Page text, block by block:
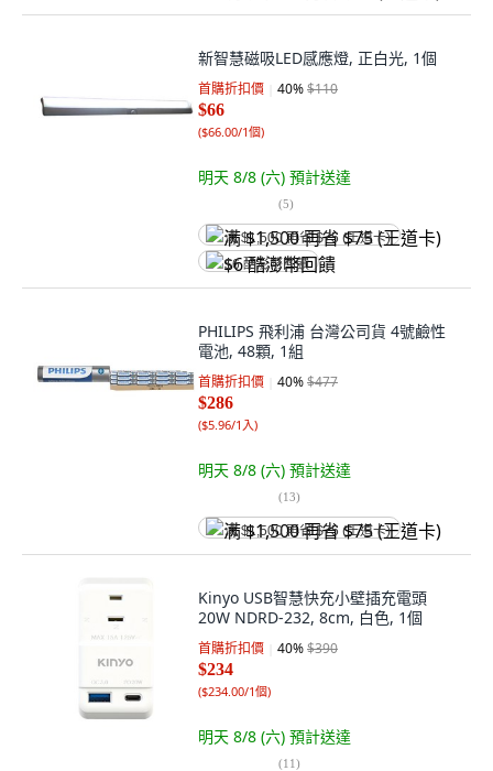
新智慧磁吸LED感應燈, 正白光, 1個
首購折扣價 40%$110
$66
($66.00/1個)
明天 8/8 (六) 預計送達
(5)
满 $1,500 再省 $75 (王道卡)
$6 酷澎幣回饋
PHILIPS 飛利浦 台灣公司貨 4號鹼性
電池, 48顆, 1組
首購折扣價 40%$477
$286
($5.96/1入)
明天 8/8 (六) 預計送達
(13)
满 $1,500 再省 $75 (王道卡)
Kinyo USB智慧快充小壁插充電頭
20W NDRD-232, 8cm, 白色, 1個
首購折扣價 40%$390
$234
($234.00/1個)
明天 8/8 (六) 預計送達
(11)